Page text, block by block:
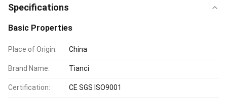
Specifications
Basic Properties
Place of Origin: China
Brand Name: Tianci
Certification: CE SGS ISO9001